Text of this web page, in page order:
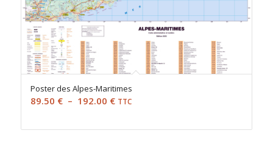
Poster des Alpes-Maritimes
89.50 € – 192.00 €Plage
prix :
TTC